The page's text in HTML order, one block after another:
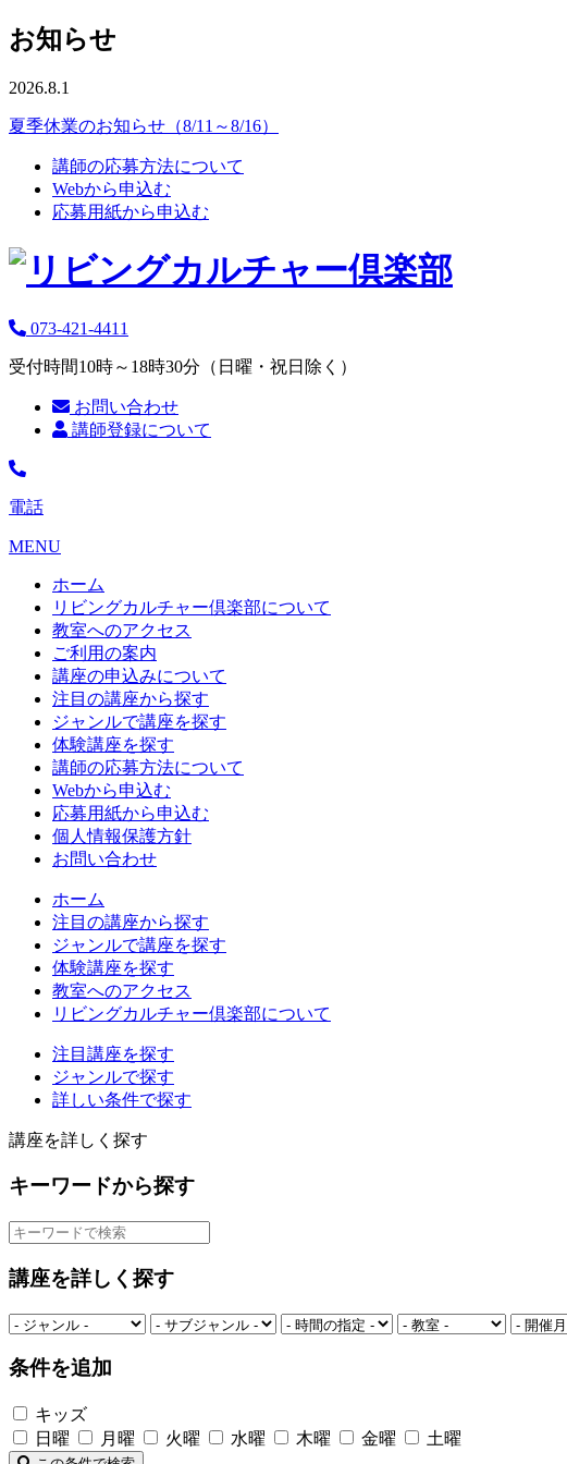
お知らせ
2026.8.1
夏季休業のお知らせ（8/11～8/16）
講師の応募方法について
Webから申込む
応募用紙から申込む
073-421-4411
受付時間10時～18時30分（日曜・祝日除く）
お問い合わせ
講師登録について
電話
MENU
ホーム
リビングカルチャー倶楽部について
教室へのアクセス
ご利用の案内
講座の申込みについて
注目の講座から探す
ジャンルで講座を探す
体験講座を探す
講師の応募方法について
Webから申込む
応募用紙から申込む
個人情報保護方針
お問い合わせ
ホーム
注目の講座から探す
ジャンルで講座を探す
体験講座を探す
教室へのアクセス
リビングカルチャー倶楽部について
注目講座を探す
ジャンルで探す
詳しい条件で探す
講座を詳しく探す
キーワードから探す
講座を詳しく探す
条件を追加
キッズ
日曜
月曜 火曜 水曜 木曜 金曜 土曜